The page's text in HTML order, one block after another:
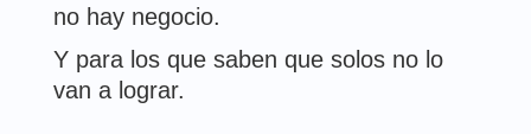
no hay negocio.
Y para los que saben que solos no lo
van a lograr.